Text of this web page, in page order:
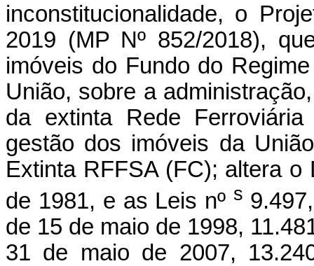
inconstitucionalidade, o
2019 (MP Nº 852/2018),
imóveis do Fundo do
União, sobre a
da extinta Rede
gestão dos imóveis da
Extinta RFFSA (FC); altera o
de 1981, e as Leis nº s
de 15 de maio de 1998,
31 de maio de 2007,